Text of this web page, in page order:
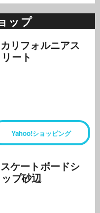
ップ
リフォルニアス
リート
Yahoo!ショッピング
ケートボードシ
ップ砂辺